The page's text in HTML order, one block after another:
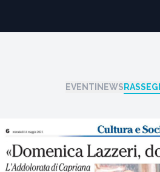
EVENTI NEWS